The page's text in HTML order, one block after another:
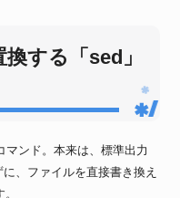
する「sed」
ンド。本来は、標準出力
、ファイルを直接書き換え